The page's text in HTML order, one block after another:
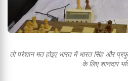
तो परेशान मत होइए भारत में भारत सिंह और
के लिए शानदार